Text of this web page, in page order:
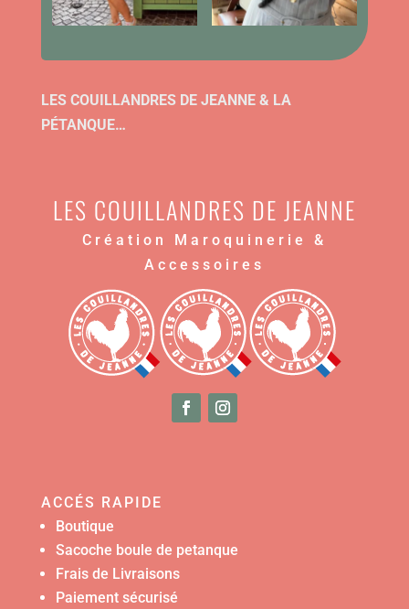
LES COUILLANDRES DE JEANNE & LA
PÉTANQUE…
LES COUILLANDRES DE JEANNE
Création Maroquinerie &
Accessoires
ACCÉS RAPIDE
Boutique
Sacoche boule de petanque
Frais de Livraisons
Paiement sécurisé